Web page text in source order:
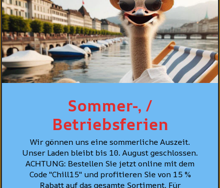
Levi's® 502™
Taper Jeans, bleu
clair délavé "Call
LEVI'S® Jeans Shirt
Standard Fit, Bleu
clair "Esta Noche"
CHF 99.90
Sommer-, /
Betriebsferien
Wir gönnen uns eine sommerliche Auszeit.
Unser Laden bleibt bis 10. August geschlossen.
ACHTUNG: Bestellen Sie jetzt online mit dem
Code "Chill15" und profitieren Sie von 15 %
Rabatt auf das gesamte Sortiment. Für